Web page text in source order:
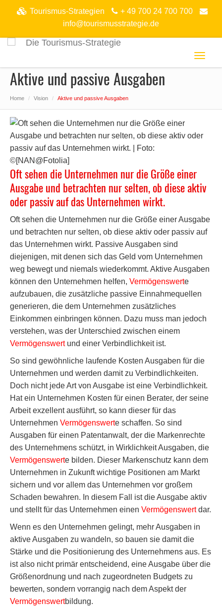
Tourismus-Strategien
+ 49 700 24 700 700
info@tourismusstrategie.de
Aktive und passive Ausgaben
Home Vision Aktive und passive Ausgaben
Oft sehen die Unternehmen nur die Größe einer
Ausgabe und betrachten nur selten, ob diese aktiv
oder passiv auf das Unternehmen wirkt.
Oft sehen die Unternehmen nur die Größe einer Ausgabe
und betrachten nur selten, ob diese aktiv oder passiv auf
das Unternehmen wirkt. Passive Ausgaben sind
diejenigen, mit denen sich das Geld vom Unternehmen
weg bewegt und niemals wiederkommt. Aktive Ausgaben
können den Unternehmen helfen, Vermögenswerte
aufzubauen, die zusätzliche passive Einnahmequellen
generieren, die dem Unternehmen zusätzliches
Einkommen einbringen können. Dazu muss man jedoch
verstehen, was der Unterschied zwischen einem
Vermögenswertund einer Verbindlichkeit ist.
So sind gewöhnliche laufende Kosten Ausgaben für die
Unternehmen und werden damit zu Verbindlichkeiten.
Doch nicht jede Art von Ausgabe ist eine Verbindlichkeit.
Hat ein Unternehmen Kosten für einen Berater, der seine
Arbeit exzellent ausführt, so kann dieser für das
Unternehmen Vermögenswerte schaffen. So sind
Ausgaben für einen Patentanwalt, der die Markenrechte
des Unternehmens schützt, in Wirklichkeit Ausgaben, die
Vermögenswerte bilden. Dieser Markenschutz kann dem
Unternehmen in Zukunft wichtige Positionen am Markt
sichern und vor allem das Unternehmen vor großem
Schaden bewahren. In diesem Fall ist die Ausgabe aktiv
und stellt für das Unternehmen einen Vermögenswertdar.
Wenn es den Unternehmen gelingt, mehr Ausgaben in
aktive Ausgaben zu wandeln, so bauen sie damit die
Stärke und die Positionierung des Unternehmens aus. Es
ist also nicht primär entscheidend, eine Ausgabe über die
Größenordnung und nach zugeordneten Budgets zu
bewerten, sondern vorrangig nach dem Aspekt der
Vermögenswertbildung.